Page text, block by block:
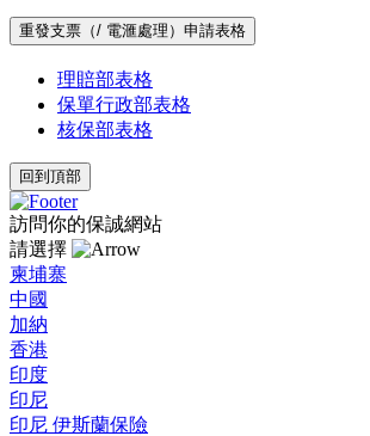
重發支票（/ 電滙處理）申請表格
理賠部表格
保單行政部表格
核保部表格
回到頂部
訪問你的保誠網站
請選擇
柬埔寨
中國
加納
香港
印度
印尼
印尼 伊斯蘭保險